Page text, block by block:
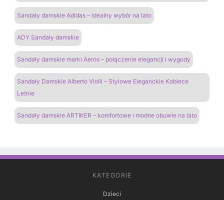
Sandały damskie Adidas – idealny wybór na lato
ADY Sandały damskie
Sandały damskie marki Aeros – połączenie elegancji i wygody
Sandały Damskie Alberto Violli – Stylowe Eleganckie Kobiece
Letnie
Sandały damskie ARTIKER – komfortowe i modne obuwie na lato
KATEGORIE
Dzieci